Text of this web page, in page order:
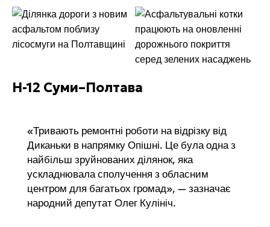
Н-12 Суми–Полтава
«Тривають ремонтні роботи на відрізку від
Диканьки в напрямку Опішні. Це була одна з
найбільш зруйнованих ділянок, яка
ускладнювала сполучення з обласним
центром для багатьох громад», — зазначає
народний депутат Олег Кулініч.